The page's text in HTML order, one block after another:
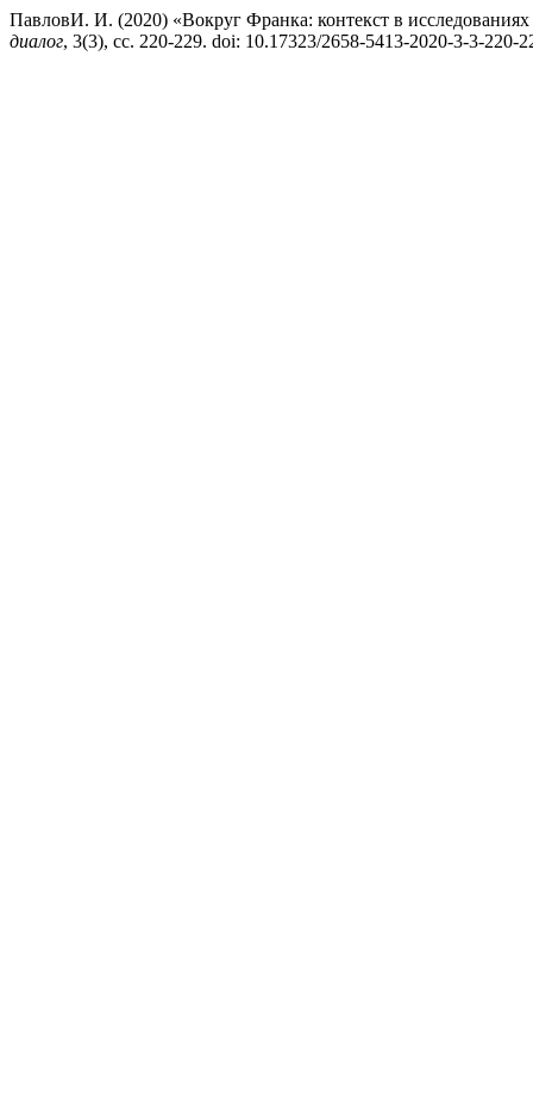
ПавловИ. И. (2020) «Вокруг Франка: контекст в
диалог, 3(3), сс. 220-229. doi: 10.17323/2658-5413-2020-3-3-220-